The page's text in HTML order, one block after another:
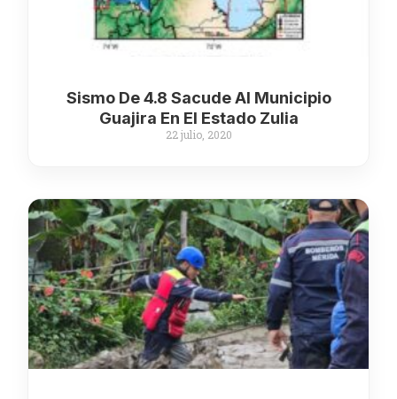
Sismo De 4.8 Sacude Al Municipio
Guajira En El Estado Zulia
22 julio, 2020